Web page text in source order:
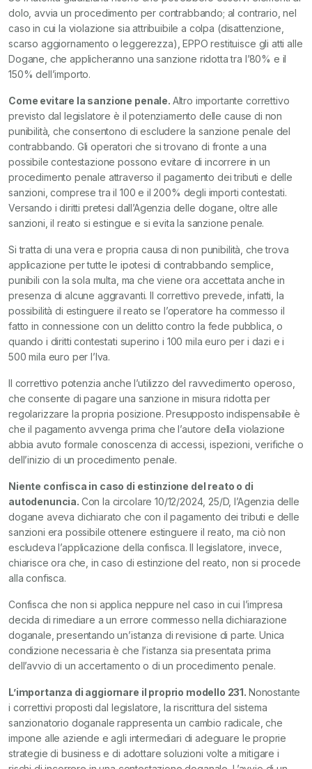
dolo, avvia un procedimento per contrabbando; al contrario, nel
caso in cui la violazione sia attribuibile a colpa (disattenzione,
scarso aggiornamento o leggerezza), EPPO restituisce gli atti alle
Dogane, che applicheranno una sanzione ridotta tra l’80% e il
150% dell’importo.
Come evitare la sanzione penale. Altro importante correttivo
previsto dal legislatore è il potenziamento delle cause di non
punibilità, che consentono di escludere la sanzione penale del
contrabbando. Gli operatori che si trovano di fronte a una
possibile contestazione possono evitare di incorrere in un
procedimento penale attraverso il pagamento dei tributi e delle
sanzioni, comprese tra il 100 e il 200% degli importi contestati.
Versando i diritti pretesi dall’Agenzia delle dogane, oltre alle
sanzioni, il reato si estingue e si evita la sanzione penale.
Si tratta di una vera e propria causa di non punibilità, che trova
applicazione per tutte le ipotesi di contrabbando semplice,
punibili con la sola multa, ma che viene ora accettata anche in
presenza di alcune aggravanti. Il correttivo prevede, infatti, la
possibilità di estinguere il reato se l’operatore ha commesso il
fatto in connessione con un delitto contro la fede pubblica, o
quando i diritti contestati superino i 100 mila euro per i dazi e i
500 mila euro per l’Iva.
Il correttivo potenzia anche l’utilizzo del ravvedimento operoso,
che consente di pagare una sanzione in misura ridotta per
regolarizzare la propria posizione. Presupposto indispensabile è
che il pagamento avvenga prima che l’autore della violazione
abbia avuto formale conoscenza di accessi, ispezioni, verifiche o
dell’inizio di un procedimento penale.
Niente confisca in caso di estinzione del reato o di
autodenuncia. Con la circolare 10/12/2024, 25/D, l’Agenzia delle
dogane aveva dichiarato che con il pagamento dei tributi e delle
sanzioni era possibile ottenere estinguere il reato, ma ciò non
escludeva l’applicazione della confisca. Il legislatore, invece,
chiarisce ora che, in caso di estinzione del reato, non si procede
alla confisca.
Confisca che non si applica neppure nel caso in cui l’impresa
decida di rimediare a un errore commesso nella dichiarazione
doganale, presentando un’istanza di revisione di parte. Unica
condizione necessaria è che l’istanza sia presentata prima
dell’avvio di un accertamento o di un procedimento penale.
L’importanza di aggiornare il proprio modello 231. Nonostante
i correttivi proposti dal legislatore, la riscrittura del sistema
sanzionatorio doganale rappresenta un cambio radicale, che
impone alle aziende e agli intermediari di adeguare le proprie
strategie di business e di adottare soluzioni volte a mitigare i